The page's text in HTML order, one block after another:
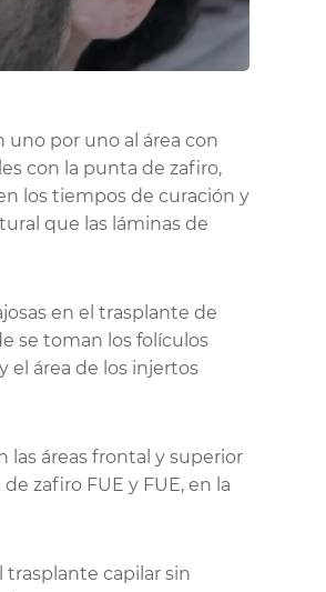
uno por uno al área con
con la punta de zafiro,
los tiempos de curación y
que las láminas de
en el trasplante de
se toman los folículos
el área de los injertos
las áreas frontal y superior
zafiro FUE y FUE, en la
trasplante capilar sin